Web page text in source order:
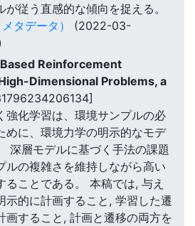
が従う直感的な傾向を捉える。
タデータ）
(2022-03-
Reinforcement
Dimensional Problems, a
強化学習は、環境サンプルの必
めに、環境力学の明示的なモデ
深層モデルに基づく手法の課題
ルの複雑さを維持しながら高い
ることである。 本稿では, 与え
示的に計画すること, 学習した遷
画すること, 計画と遷移の両方を